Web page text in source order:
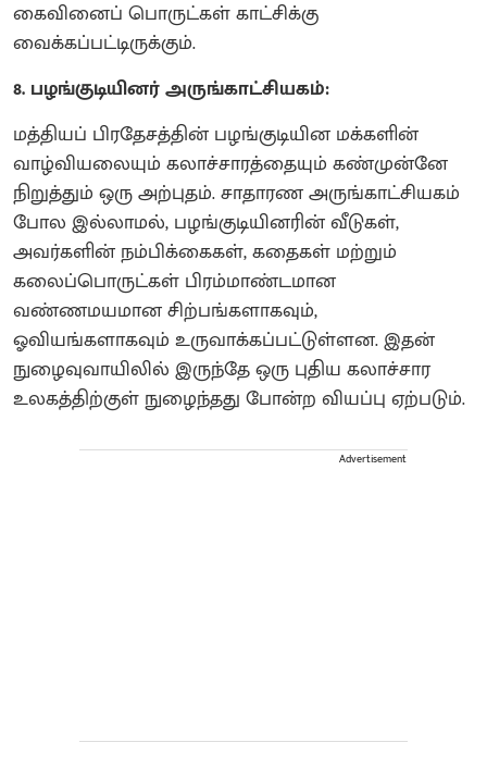
கைவினைப் பொருட்கள் காட்சிக்கு
வைக்கப்பட்டிருக்கும்.
8. பழங்குடியினர் அருங்காட்சியகம்:
மத்தியப் பிரதேசத்தின் பழங்குடியின மக்களின்
வாழ்வியலையும் கலாச்சாரத்தையும் கண்முன்னே
நிறுத்தும் ஒரு அற்புதம். சாதாரண அருங்காட்சியகம்
போல இல்லாமல், பழங்குடியினரின் வீடுகள்,
அவர்களின் நம்பிக்கைகள், கதைகள் மற்றும்
கலைப்பொருட்கள் பிரம்மாண்டமான
வண்ணமயமான சிற்பங்களாகவும்,
ஓவியங்களாகவும் உருவாக்கப்பட்டுள்ளன. இதன்
நுழைவுவாயிலில் இருந்தே ஒரு புதிய கலாச்சார
உலகத்திற்குள் நுழைந்தது போன்ற வியப்பு ஏற்படும்.
Advertisement